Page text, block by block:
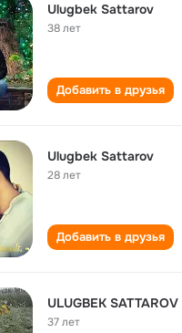
Ulugbek Sattarov
38 лет
Добавить в друзья
Ulugbek Sattarov
28 лет
Добавить в друзья
ULUGBEK SATTAROV
37 лет